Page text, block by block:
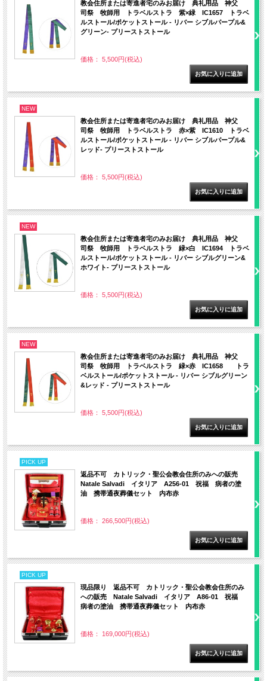
教会住所または寄進者宅のみお届け 典礼用品 神父
司祭 牧師用 トラベルストラ 紫×緑 IC1657 トラベ
ルストール/ポケットストール - リバー シブルパープル&
グリーン- プリーストストール
価格： 5,500円(税込)
NEW
教会住所または寄進者宅のみお届け 典礼用品 神父
司祭 牧師用 トラベルストラ 赤×紫 IC1610 トラベ
ルストール/ポケットストール - リバー シブルパープル&
レッド- プリーストストール
価格： 5,500円(税込)
NEW
教会住所または寄進者宅のみお届け 典礼用品 神父
司祭 牧師用 トラベルストラ 緑×白 IC1694 トラベ
ルストール/ポケットストール - リバー シブルグリーン&
ホワイト- プリーストストール
価格： 5,500円(税込)
NEW
教会住所または寄進者宅のみお届け 典礼用品 神父
司祭 牧師用 トラベルストラ 緑×赤 IC1658 トラ
ベルストール/ポケットストール - リバー シブルグリーン
&レッド - プリーストストール
価格： 5,500円(税込)
PICK UP
返品不可 カトリック・聖公会教会住所のみへの販売
Natale Salvadi イタリア A256-01 祝福 病者の塗
油 携帯通夜葬儀セット 内布赤
価格： 266,500円(税込)
PICK UP
現品限り 返品不可 カトリック・聖公会教会住所のみ
への販売 Natale Salvadi イタリア A86-01 祝福
病者の塗油 携帯通夜葬儀セット 内布赤
価格： 169,000円(税込)